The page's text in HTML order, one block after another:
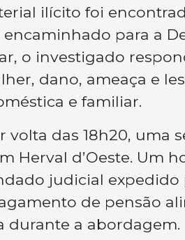
ilícito foi
para a
o investigado
dano, ameaça e
e familiar.
volta das 18h20, uma
Herval d’Oeste. Um
judicial
de pensão
durante a abordagem.